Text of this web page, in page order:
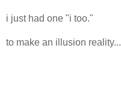
i just had one "i too."
to make an illusion reality...